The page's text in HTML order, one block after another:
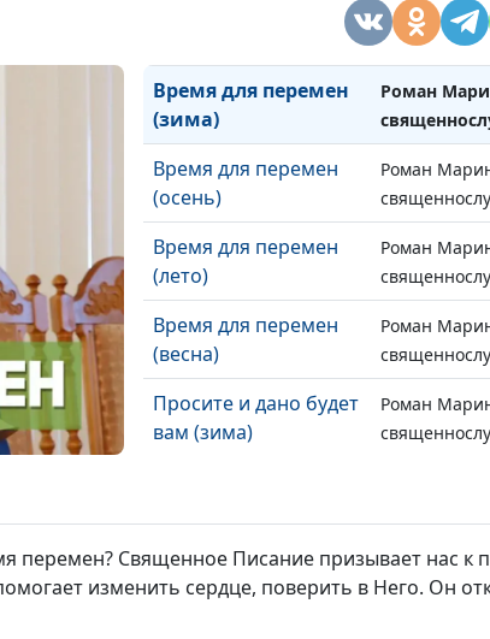
Время для перемен
(зима)
Роман
Время для перемен
(осень)
Роман
Время для перемен
(лето)
Роман
Время для перемен
(весна)
Роман
Просите и дано будет
вам (зима)
Роман
Просите и дано будет
вам (лето)
Роман
перемен? Священное Писание призывает нас к
изменить сердце, поверить в Него. Он